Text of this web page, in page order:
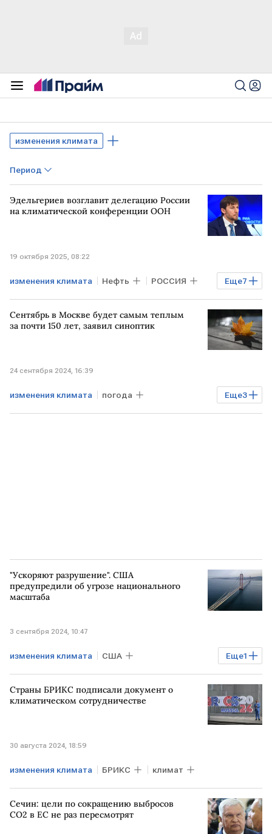
изменения климата
Период
Эдельгериев возглавит делегацию России
на климатической конференции ООН
19 октября 2025, 08:22
Еще7
изменения климата Нефть РОССИЯ
БРАЗИЛИЯ РФ Юрий Ушаков
Владимир Путин ООН экология
Сентябрь в Москве будет самым теплым
за почти 150 лет, заявил синоптик
24 сентября 2024, 16:39
Еще3
изменения климата погода
теплая погода климат
"Ускоряют разрушение". США
предупредили об угрозе национального
масштаба
3 сентября 2024, 10:47
Еще1
изменения климата США
Аномальная жара
Страны БРИКС подписали документ о
климатическом сотрудничестве
30 августа 2024, 18:59
изменения климата БРИКС климат
Сечин: цели по сокращению выбросов
СО2 в ЕС не раз пересмотрят